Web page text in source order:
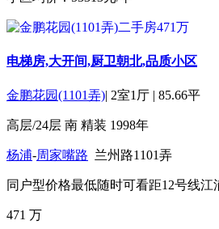
电梯房,大开间,厨卫朝北,品质小区
金鹏花园(1101弄)| 2室1厅 | 85.66平
高层/24层 南 精装 1998年
杨浦-周家嘴路 兰州路1101弄
同户型价格最低随时可看距12号线江
471 万